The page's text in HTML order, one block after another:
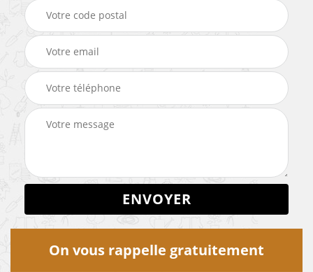
On vous rappelle gratuitement